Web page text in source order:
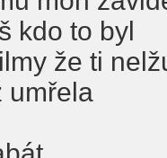
kdo to byl
že ti
umřela